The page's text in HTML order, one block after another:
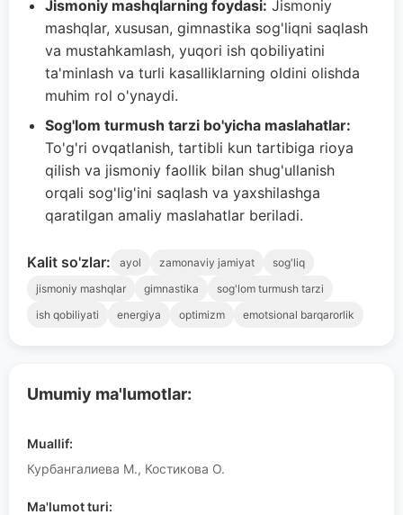
Umumiy ma'lumotlar:
Muallif:
Курбангалиева М., Костикова О.
Ma'lumot turi:
Jismoniy mashqlarning foydasi: Jismoniy
mashqlar, xususan, gimnastika sog'liqni saqlash
va mustahkamlash, yuqori ish qobiliyatini
ta'minlash va turli kasalliklarning oldini olishda
muhim rol o'ynaydi.
Sog'lom turmush tarzi bo'yicha maslahatlar:
To'g'ri ovqatlanish, tartibli kun tartibiga rioya
qilish va jismoniy faollik bilan shug'ullanish
orqali sog'lig'ini saqlash va yaxshilashga
qaratilgan amaliy maslahatlar beriladi.
Kalit so'zlar: ayol zamonaviy jamiyat
sog'liq
jismoniy mashqlar
gimnastika
sog'lom turmush tarzi
ish qobiliyati
energiya optimizm emotsional barqarorlik